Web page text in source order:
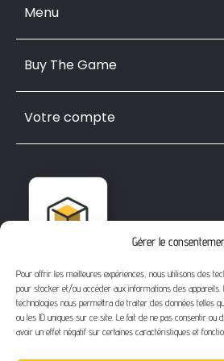
Gérer le
Pour offrir les meilleures expériences, nous utilisons des
pour stocker et/ou accéder aux informations des appareils.
technologies nous permettra de traiter des données telles
ou les ID uniques sur ce site. Le fait de ne pas consentir ou
avoir un effet négatif sur certaines caractéristiques et
1112 Bd Fernand Darchicourt
Menu
Buy The Game
Votre compte